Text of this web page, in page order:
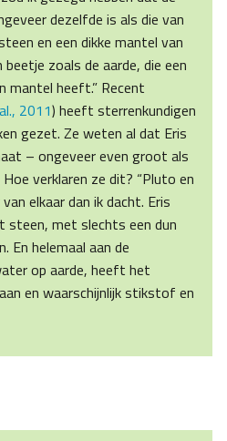
dezelfde is als die van
en een dikke mantel van
zoals de aarde, die een
mantel heeft.” Recent
2011) heeft sterrenkundigen
gezet. Ze weten al dat Eris
– ongeveer even groot als
verklaren ze dit? “Pluto en
elkaar dan ik dacht. Eris
steen, met slechts een dun
En helemaal aan de
op aarde, heeft het
en waarschijnlijk stikstof en